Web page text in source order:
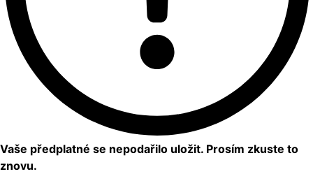
Vaše předplatné se nepodařilo uložit. Prosím zkuste to
znovu.